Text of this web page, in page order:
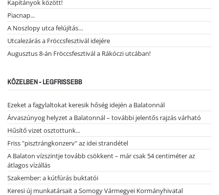
Kapitányok között!
Piacnap...
A Noszlopy utca felújítás…
Utcalezárás a Fröccsfesztivál idejére
Augusztus 8-án Fröccsfesztivál a Rákóczi utcában!
KÖZELBEN - LEGFRISSEBB
Ezeket a fagylaltokat keresik hőség idején a Balatonnál
Árvaszúnyog helyzet a Balatonnál – további jelentős rajzás várható
Hűsítő vizet osztottunk...
Friss "pisztrángkonzerv" az idei strandétel
A Balaton vízszintje tovább csökkent – már csak 54 centiméter az
átlagos vízállás
Szakember: a kútfúrás buktatói
Keresi új munkatársait a Somogy Vármegyei Kormányhivatal